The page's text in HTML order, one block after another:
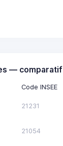
— comparatif
Code INSEE
21231
21054